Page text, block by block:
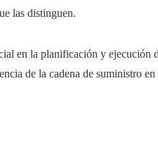
las distinguen.
en la planificación y ejecución
de la cadena de suministro en